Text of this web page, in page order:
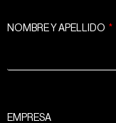
NOMBRE Y APELLIDO
EMPRESA